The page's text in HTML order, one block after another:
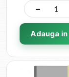
-
Adauga